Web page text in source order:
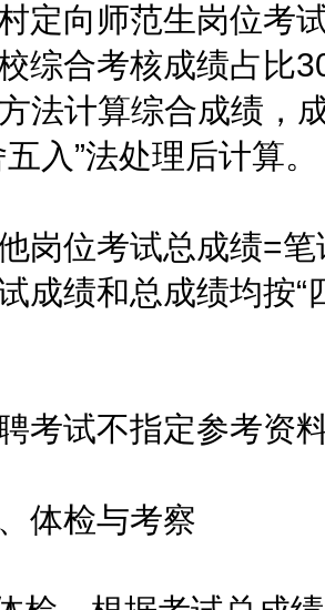
向师范生岗位考试
综合考核成绩占比
法计算综合成绩，
入”法处理后计算。
位考试总成绩=笔
成绩和总成绩均按“
试不指定参考资料
检与考察